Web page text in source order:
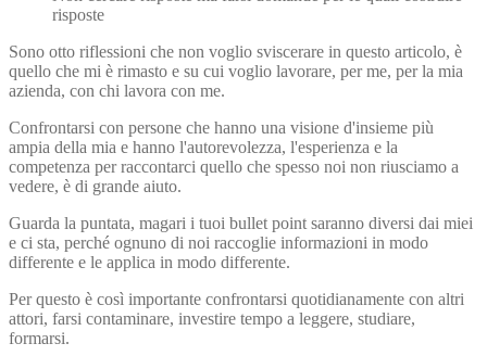
risposte
Sono otto riflessioni che non voglio sviscerare in questo articolo, è
quello che mi è rimasto e su cui voglio lavorare, per me, per la mia
azienda, con chi lavora con me.
Confrontarsi con persone che hanno una visione d'insieme più
ampia della mia e hanno l'autorevolezza, l'esperienza e la
competenza per raccontarci quello che spesso noi non riusciamo a
vedere, è di grande aiuto.
Guarda la puntata, magari i tuoi bullet point saranno diversi dai miei
e ci sta, perché ognuno di noi raccoglie informazioni in modo
differente e le applica in modo differente.
Per questo è così importante confrontarsi quotidianamente con altri
attori, farsi contaminare, investire tempo a leggere, studiare,
formarsi.